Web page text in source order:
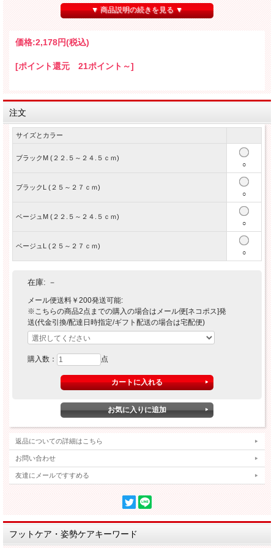
▼ 商品説明の続きを見る ▼
価格:2,178円(税込)
[ポイント還元 21ポイント～]
注文
サイズとカラー
ブラックM (２２.５～２４.５ｃｍ)
○
ブラックL (２５～２７ｃｍ)
○
ベージュM (２２.５～２４.５ｃｍ)
○
ベージュL (２５～２７ｃｍ)
○
在庫: －
メール便送料￥200発送可能:
※こちらの商品2点までの購入の場合はメール便[ネコポス]発
送(代金引換/配達日時指定/ギフト配送の場合は宅配便)
購入数： 点
返品についての詳細はこちら
お問い合わせ
友達にメールですすめる
フットケア・姿勢ケアキーワード